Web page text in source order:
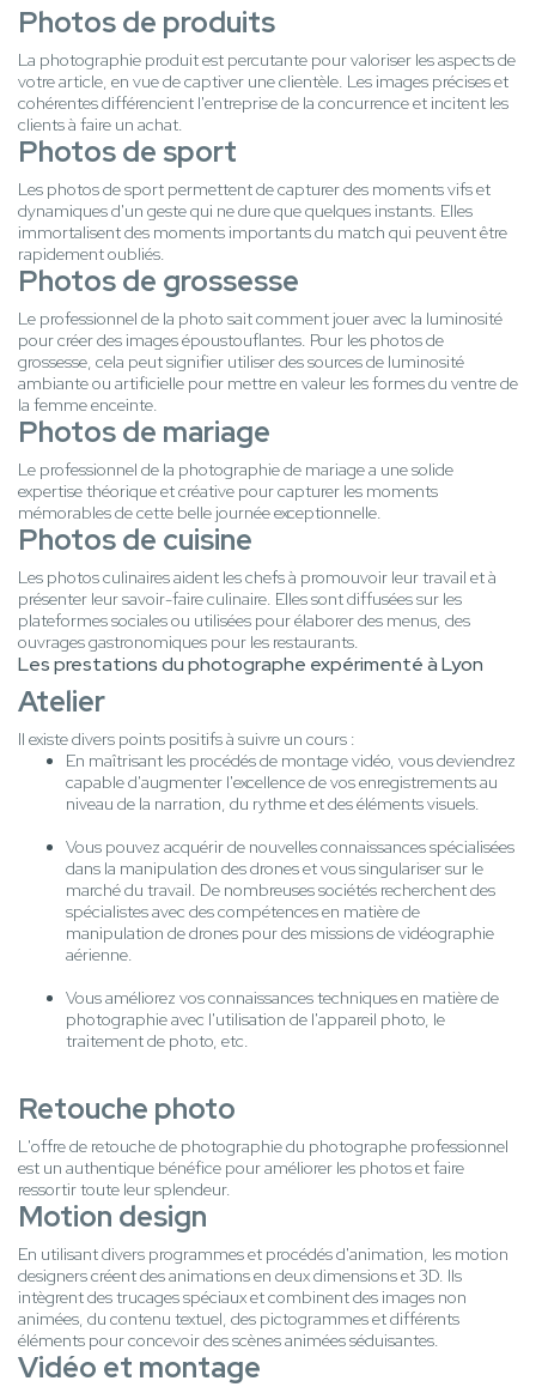
Photos de produits
La photographie produit est percutante pour valoriser les aspects de
votre article, en vue de captiver une clientèle. Les images précises et
cohérentes différencient l'entreprise de la concurrence et incitent les
clients à faire un achat.
Photos de sport
Les photos de sport permettent de capturer des moments vifs et
dynamiques d'un geste qui ne dure que quelques instants. Elles
immortalisent des moments importants du match qui peuvent être
rapidement oubliés.
Photos de grossesse
Le professionnel de la photo sait comment jouer avec la luminosité
pour créer des images époustouflantes. Pour les photos de
grossesse, cela peut signifier utiliser des sources de luminosité
ambiante ou artificielle pour mettre en valeur les formes du ventre de
la femme enceinte.
Photos de mariage
Le professionnel de la photographie de mariage a une solide
expertise théorique et créative pour capturer les moments
mémorables de cette belle journée exceptionnelle.
Photos de cuisine
Les photos culinaires aident les chefs à promouvoir leur travail et à
présenter leur savoir-faire culinaire. Elles sont diffusées sur les
plateformes sociales ou utilisées pour élaborer des menus, des
ouvrages gastronomiques pour les restaurants.
Les prestations du photographe expérimenté à Lyon
Atelier
Il existe divers points positifs à suivre un cours :
En maîtrisant les procédés de montage vidéo, vous deviendrez
capable d'augmenter l'excellence de vos enregistrements au
niveau de la narration, du rythme et des éléments visuels.
Vous pouvez acquérir de nouvelles connaissances spécialisées
dans la manipulation des drones et vous singulariser sur le
marché du travail. De nombreuses sociétés recherchent des
spécialistes avec des compétences en matière de
manipulation de drones pour des missions de vidéographie
aérienne.
Vous améliorez vos connaissances techniques en matière de
photographie avec l'utilisation de l'appareil photo, le
traitement de photo, etc.
Retouche photo
L'offre de retouche de photographie du photographe professionnel
est un authentique bénéfice pour améliorer les photos et faire
ressortir toute leur splendeur.
Motion design
En utilisant divers programmes et procédés d'animation, les motion
designers créent des animations en deux dimensions et 3D. Ils
intègrent des trucages spéciaux et combinent des images non
animées, du contenu textuel, des pictogrammes et différents
éléments pour concevoir des scènes animées séduisantes.
Vidéo et montage